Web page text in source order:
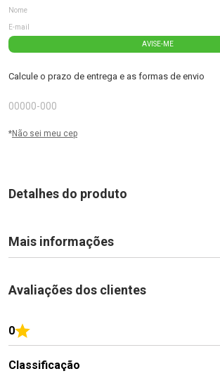
AVISE-ME
Calcule o prazo de entrega e as formas de envio
*Não sei meu cep
Detalhes do produto
Mais informações
Avaliações dos clientes
0
Classificação